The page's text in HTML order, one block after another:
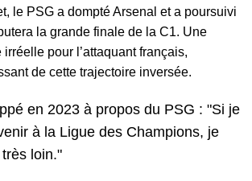
le PSG a dompté Arsenal et a poursuivi
la grande finale de la C1. Une
pour l’attaquant français,
de cette trajectoire inversée.
en 2023 à propos du PSG : "Si je
à la Ligue des Champions, je
loin."